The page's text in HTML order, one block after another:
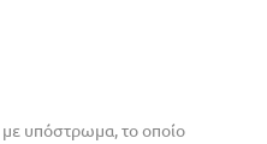
με υπόστρωμα, το οποίο